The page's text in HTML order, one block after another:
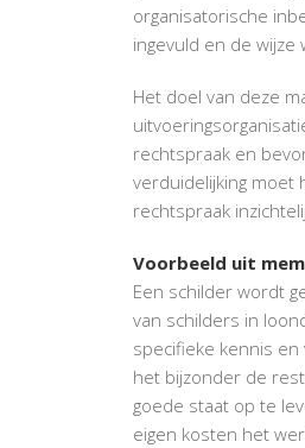
organisatorische
ingevuld en de
Het doel van deze
rechtspraak en
verduidelijking moet
rechtspraak
Voorbeeld uit
Een schilder wordt
van schilders in
specifieke kennis
het bijzonder de
goede staat op te
eigen kosten het